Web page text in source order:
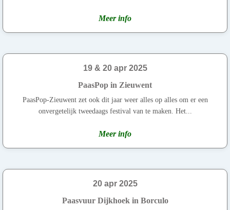
Meer info
19 & 20 apr 2025
PaasPop in Zieuwent
PaasPop-Zieuwent zet ook dit jaar weer alles op alles om er een
onvergetelijk tweedaags festival van te maken. Het...
Meer info
20 apr 2025
Paasvuur Dijkhoek in Borculo